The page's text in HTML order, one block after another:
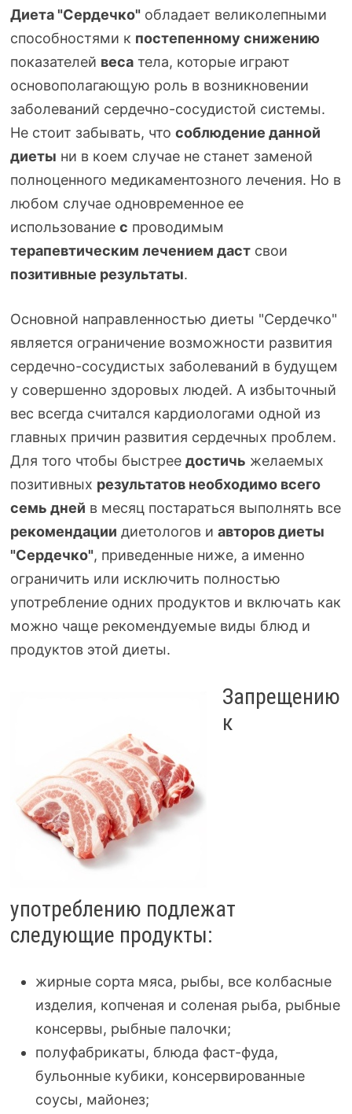
Диета "Сердечко"обладает великолепными
способностями к постепенному снижению
показателей весатела, которые играют
основополагающую роль в возникновении
заболеваний сердечно-сосудистой системы.
Не стоит забывать, что соблюдение данной
диеты ни в коем случае не станет заменой
полноценного медикаментозного лечения. Но в
любом случае одновременное ее
использование с проводимым
терапевтическим лечением дастсвои
позитивные результаты.
Основной направленностью диеты "Сердечко"
является ограничение возможности развития
сердечно-сосудистых заболеваний в будущем
у совершенно здоровых людей. А избыточный
вес всегда считался кардиологами одной из
главных причин развития сердечных проблем.
Для того чтобы быстрее достичь желаемых
позитивных результатов необходимо всего
семь дней в месяц постараться выполнять все
рекомендации диетологов и авторов диеты
"Сердечко", приведенные ниже, а именно
ограничить или исключить полностью
употребление одних продуктов и включать как
можно чаще рекомендуемые виды блюд и
продуктов этой диеты.
Запрещению
к
употреблению подлежат
следующие продукты:
жирные сорта мяса, рыбы, все колбасные
изделия, копченая и соленая рыба, рыбные
консервы, рыбные палочки;
полуфабрикаты, блюда фаст-фуда,
бульонные кубики, консервированные
соусы, майонез;